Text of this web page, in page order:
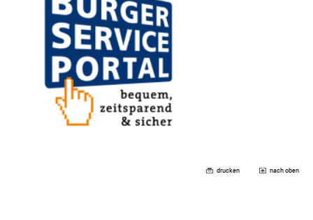
drucken nach oben